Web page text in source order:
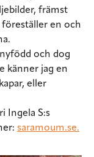
främst
föreställer en och
och dog
känner jag en
eller
Ingela S:s
saramoum.se.